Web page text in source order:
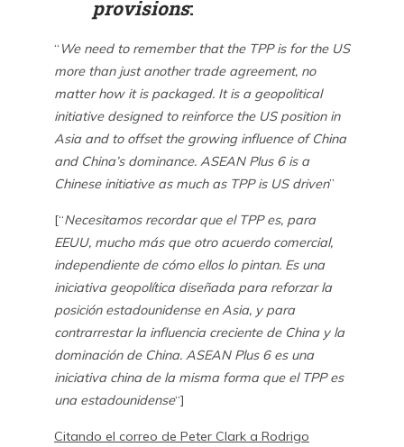
provisions:
“ We need to remember that the TPP is for the US
more than just another trade agreement, no
matter how it is packaged. It is a geopolitical
initiative designed to reinforce the US position in
Asia and to offset the growing influence of China
and China’s dominance. ASEAN Plus 6 is a
Chinese initiative as much as TPP is US driven”
[“Necesitamos recordar que el TPP es, para
EEUU, mucho más que otro acuerdo comercial,
independiente de cómo ellos lo pintan. Es una
iniciativa geopolítica diseñada para reforzar la
posición estadounidense en Asia, y para
contrarrestar la influencia creciente de China y la
dominación de China. ASEAN Plus 6 es una
iniciativa china de la misma forma que el TPP es
una estadounidense“]
Citando el correo de Peter Clark a Rodrigo